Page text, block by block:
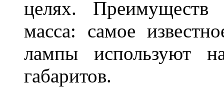
целях.
масса: самое
лампы используют
габаритов.